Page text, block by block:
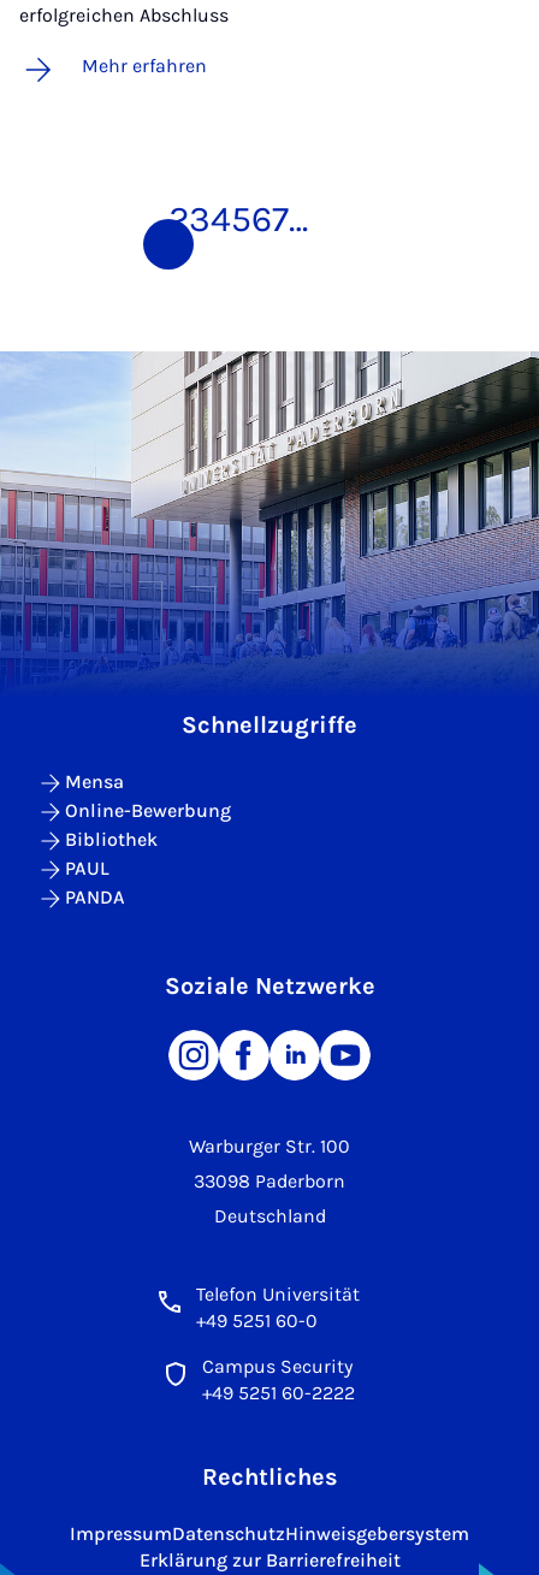
erfolgreichen Abschluss
Mehr erfahren
1 234567…
Warburger Str. 100
33098 Paderborn
Deutschland
Telefon Universität
+49 5251 60-0
Campus Security
+49 5251 60-2222
Schnellzugriffe
Mensa
Online-Bewerbung
Bibliothek
PAUL
PANDA
Soziale Netzwerke
Rechtliches
ImpressumDatenschutzHinweisgebersystem
Erklärung zur Barrierefreiheit